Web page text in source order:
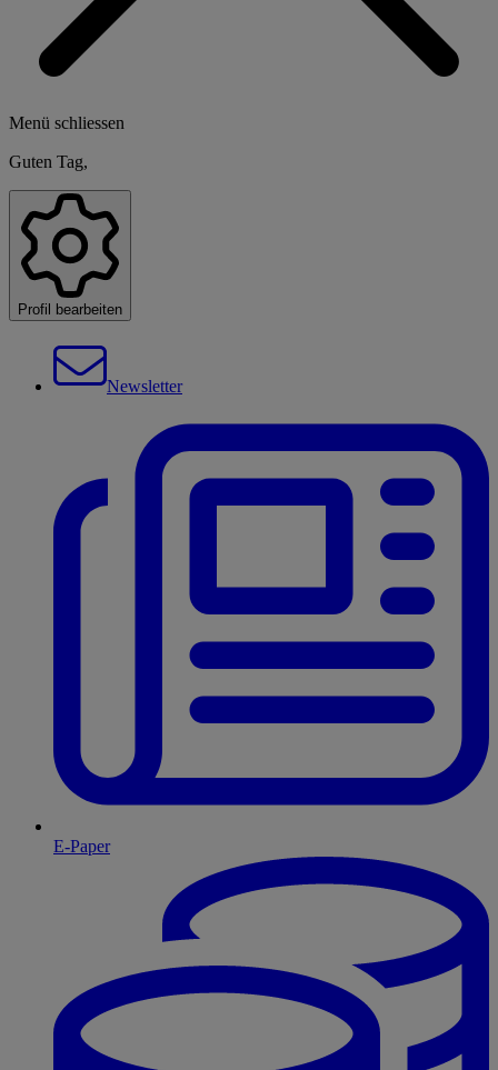
Menü schliessen
Guten Tag,
Profil bearbeiten
Newsletter
E-Paper